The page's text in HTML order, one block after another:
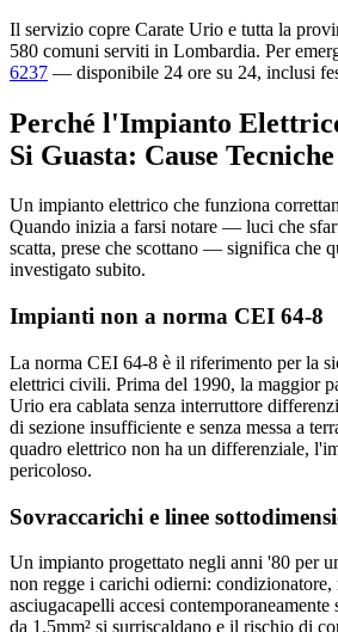
Il servizio copre Carate Urio e tutta la
580 comuni serviti in Lombardia. Per
6237 — disponibile 24 ore su 24, inclusi
Perché l'Impianto
Si Guasta: Cause
Un impianto elettrico che funziona
Quando inizia a farsi notare — luci che
scatta, prese che scottano — significa che
investigato subito.
Impianti non a norma CEI 64-8
La norma CEI 64-8 è il riferimento per la
elettrici civili. Prima del 1990, la maggior
Urio era cablata senza interruttore
di sezione insufficiente e senza messa a
quadro elettrico non ha un differenziale,
pericoloso.
Sovraccarichi e linee
Un impianto progettato negli anni '80 per
non regge i carichi odierni:
asciugacapelli accesi
da 1.5mm² si surriscaldano e il rischio di